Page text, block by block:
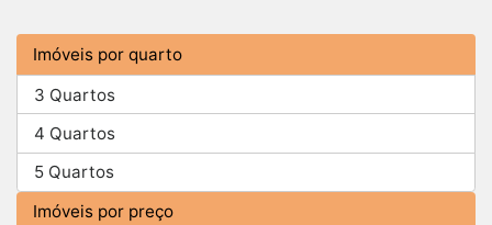
Imóveis por quarto
3 Quartos
4 Quartos
5 Quartos
Imóveis por preço